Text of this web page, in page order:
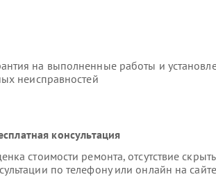
на выполненные работы и
неисправностей
консультация
стоимости ремонта, отсутствие
по телефону или онлайн на сайте